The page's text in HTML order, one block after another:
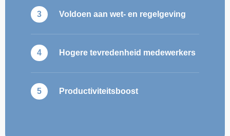
Voldoen aan wet- en regelgeving
Hogere tevredenheid medewerkers
Productiviteitsboost